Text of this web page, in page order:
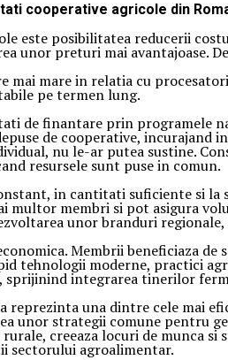
cooperative agricole din
este posibilitatea reducerii
unor preturi mai avantajoase.
mare in relatia cu
pe termen lung.
de finantare prin
de cooperative,
nu le-ar putea sustine.
resursele sunt puse in comun.
in cantitati suficiente si
multor membri si pot asigura
unor branduri
Membrii beneficiaza
tehnologii moderne, practici
sprijinind integrarea tinerilor
una dintre cele mai
unor strategii comune pentru
creeaza locuri de munca
sectorului agroalimentar.